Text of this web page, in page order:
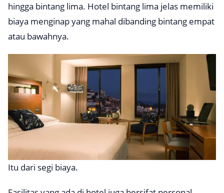
hingga bintang lima. Hotel bintang lima jelas memiliki
biaya menginap yang mahal dibanding bintang empat
atau bawahnya.
Itu dari segi biaya.